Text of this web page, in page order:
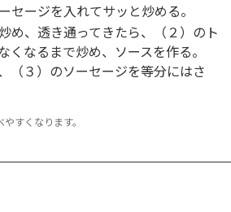
ージを入れてサッと炒める。
め、透き通ってきたら、（２）のト
なるまで炒め、ソースを作る。
（３）のソーセージを等分にはさ
すくなります。